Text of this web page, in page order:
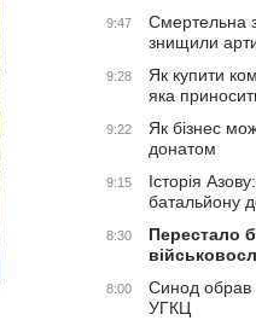
9:47
Смертельна
знищили
9:28
Як купити
яка
9:22
Як бізнес
донатом
9:15
Історія
батальйону
8:30
Перестало
8:00
Синод обрав
УГКЦ